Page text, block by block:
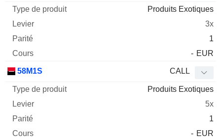
Mnemo Type produit
Cours
Produits Exotiques
3x
1
- EUR
58M1S CALL
Produits Exotiques
5x
1
- EUR